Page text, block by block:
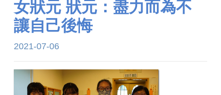
女狀元 狀元：盡力而為不
讓自己後悔
2021-07-06